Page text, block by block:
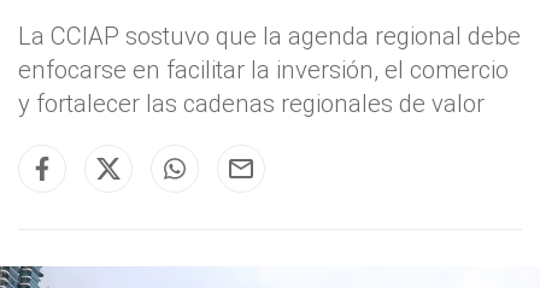
La CCIAP sostuvo que la agenda regional debe
enfocarse en facilitar la inversión, el comercio
y fortalecer las cadenas regionales de valor